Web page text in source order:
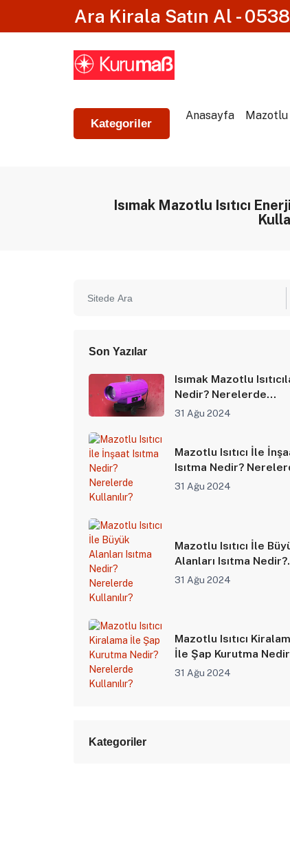
Ara Kirala Satın Al -
Kategoriler
Anasayfa Mazotlu
Isımak Mazotlu Isıtıcı
Son Yazılar
Isımak Mazotlu
Nedir? Nerelerde
Kullanılır?
31 Ağu 2024
Mazotlu Isıtıcı İle
Isıtma Nedir?
Kullanılır?
31 Ağu 2024
Mazotlu Isıtıcı İle
Alanları Isıtma Nedir?
Nerelerde Kullanılır?
31 Ağu 2024
Mazotlu Isıtıcı
İle Şap Kurutma
Nerelerde Kullanılır?
31 Ağu 2024
Kategoriler